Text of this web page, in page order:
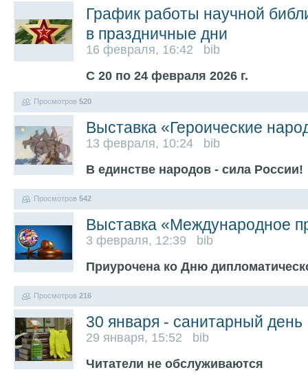
График работы научной
в праздничные дни
16 февраля, 16:42 bib
С 20 по 24 февраля 2026 г.
Просмотров 520
Выставка «Героические
13 февраля, 10:24 bib
В единстве народов - сила России!
Просмотров 542
Выставка «Международное
3 февраля, 12:39 bib
Приурочена ко Дню
Просмотров 216
30 января - санитарный день
29 января, 15:52 bib
Читатели не обслуживаются